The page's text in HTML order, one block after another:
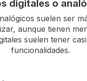
digitales o
suelen ser
aunque tienen
suelen tener
funcionalidades.